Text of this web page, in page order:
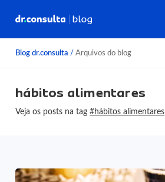
Blog dr.consulta / Arquivos do blog
hábitos alimentares
Veja os posts na tag#hábitos alimentares